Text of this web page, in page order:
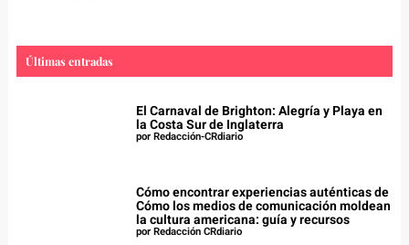
Últimas entradas
El Carnaval de Brighton: Alegría y Playa en
la Costa Sur de Inglaterra
por Redacción-CRdiario
Cómo encontrar experiencias auténticas de
Cómo los medios de comunicación moldean
la cultura americana: guía y recursos
por Redacción CRdiario